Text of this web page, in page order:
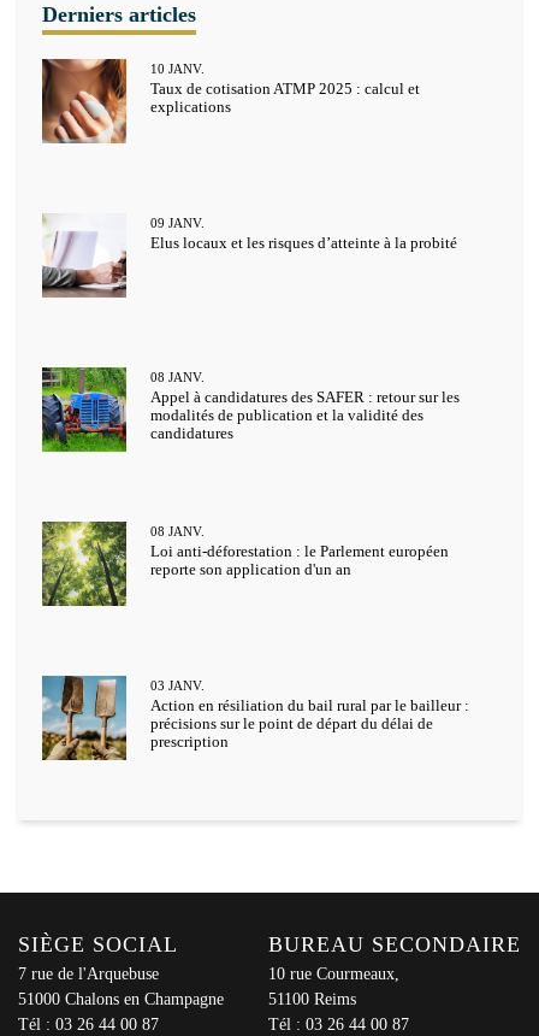
Taux de cotisation ATMP 2025 : calcul et
explications
10 JANV.
Elus locaux et les risques d’atteinte à la probité
09 JANV.
Appel à candidatures des SAFER : retour sur les
modalités de publication et la validité des
candidatures
08 JANV.
Loi anti-déforestation : le Parlement européen
reporte son application d'un an
08 JANV.
Action en résiliation du bail rural par le bailleur :
précisions sur le point de départ du délai de
prescription
03 JANV.
SIÈGE SOCIAL
7 rue de l'Arquebuse
51000 Chalons en Champagne
Tél : 03 26 44 00 87
BUREAU SECONDAIRE
10 rue Courmeaux,
51100 Reims
Tél : 03 26 44 00 87